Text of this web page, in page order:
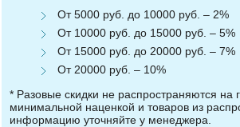
От 5000 руб. до 10000 руб. – 2%
От 10000 руб. до 15000 руб. – 5%
От 15000 руб. до 20000 руб. – 7%
От 20000 руб. – 10%
* Разовые скидки не распространяются на
минимальной наценкой и товаров из
информацию уточняйте у менеджера.